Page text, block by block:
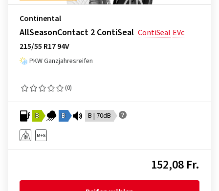
Continental
AllSeasonContact 2 ContiSeal ContiSeal EVc
215/55 R17 94V
PKW Ganzjahresreifen
(0)
B B B | 70dB
152,08 Fr.